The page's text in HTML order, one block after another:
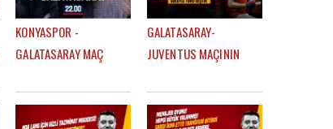
KONYASPOR -
GALATASARAY MAÇ
- MERT KURT
GALATASARAY-
JUVENTUS MAÇININ
GEZEGENDEN GELEN
SNEIJDER'İN GOLÜYLE